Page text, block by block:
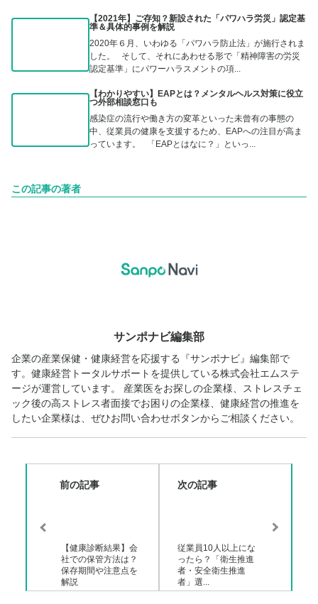
【2021年】ご存知？新設された「パワハラ労災」認定基
準＆具体的事例を解説
2020年６月、いわゆる「パワハラ防止法」が施行されま
した。 そして、それにあわせる形で「精神障害の労災
認定基準」にパワーハラスメントの項...
【わかりやすい】EAPとは？メンタルヘルス対策に役立
つ外部相談窓口も
感染症の流行や働き方の変革といった未曾有の事態の
中、従業員の健康を支援するため、EAPへの注目が高ま
っています。 「EAPとはなに？」といっ...
この記事の著者
サンポナビ編集部
企業の産業保健・健康経営を応援する『サンポナビ』編集部で
す。健康経営トータルサポートを提供している株式会社エムステ
ージが運営しています。 産業医をお探しの企業様、ストレスチェ
ック後の高ストレス者面接でお困りの企業様、健康経営の推進を
したい企業様は、ぜひお問い合わせボタンからご相談ください。
前の記事
【健康診断結果】会
社での保管方法は？
保存期間や注意点を
解説
次の記事
従業員10人以上にな
ったら？「衛生推進
者・安全衛生推進
者」選...